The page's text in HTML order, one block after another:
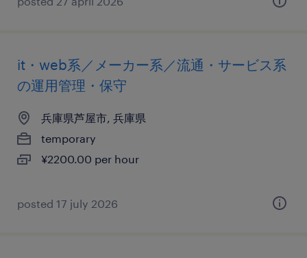
it・web系／メーカー系／流通・サービス系
の運用管理・保守
兵庫県芦屋市, 兵庫県
temporary
¥2200.00 per hour
posted 17 july 2026